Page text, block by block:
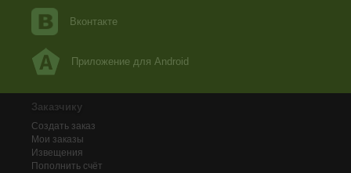
Вконтакте
Приложение для Android
Заказчику
Создать заказ
Мои заказы
Извещения
Пополнить счёт